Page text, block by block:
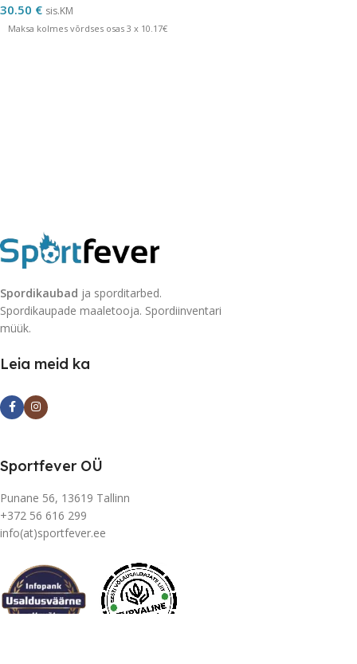
30.50 € sis.KM
Maksa kolmes võrdses osas 3 x 10.17€
Spordikaubad ja sporditarbed.
Spordikaupade maaletooja. Spordiinventari
müük.
Leia meid ka
Sportfever OÜ
Punane 56, 13619 Tallinn
+372 56 616 299
info(at)sportfever.ee